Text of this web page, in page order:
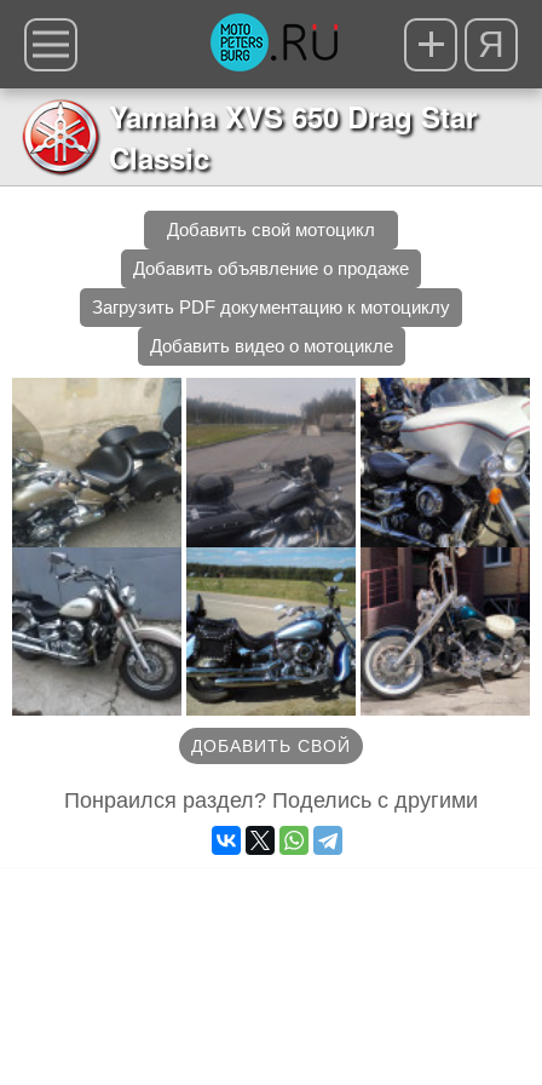
Я
Yamaha XVS 650 Drag Star
Classic
Добавить свой мотоцикл
Добавить объявление о продаже
Загрузить PDF документацию к мотоциклу
Добавить видео о мотоцикле
ДОБАВИТЬ СВОЙ
Понраился раздел? Поделись с другими